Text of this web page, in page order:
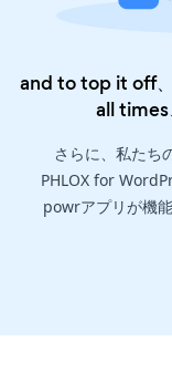
and to top it off、
all
さらに、私たち
PHLOX for
powrアプリが機